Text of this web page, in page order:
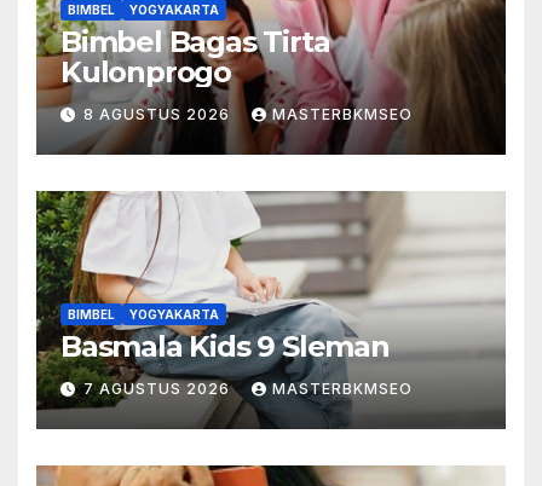
BIMBEL YOGYAKARTA
Bimbel Bagas Tirta
Kulonprogo
8 AGUSTUS 2026 MASTERBKMSEO
BIMBEL YOGYAKARTA
Basmala Kids 9 Sleman
7 AGUSTUS 2026 MASTERBKMSEO